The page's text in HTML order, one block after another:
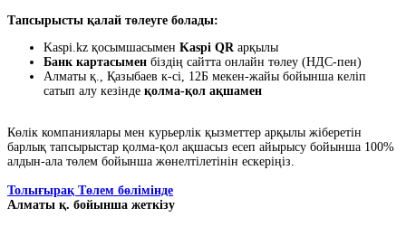
Тапсырысты қалай төлеуге болады:
Kaspi.kz қосымшасымен Kaspi QRарқылы
Банк картасымен біздің сайтта онлайн төлеу (НДС-пен)
Алматы қ., Қазыбаев к-сі, 12Б мекен-жайы бойынша келіп
сатып алу кезінде қолма-қол ақшамен
Көлік компаниялары мен курьерлік қызметтер арқылы жіберетін
барлық тапсырыстар қолма-қол ақшасыз есеп айырысу бойынша 100%
алдын-ала төлем бойынша жөнелтілетінін ескеріңіз.
Толығырақ Төлем бөлімінде
Алматы қ. бойынша жеткізу